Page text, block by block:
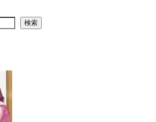
検索